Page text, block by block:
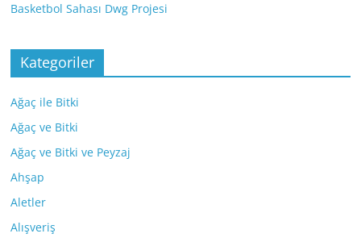
Basketbol Sahası Dwg Projesi
Kategoriler
Ağaç ile Bitki
Ağaç ve Bitki
Ağaç ve Bitki ve Peyzaj
Ahşap
Aletler
Alışveriş